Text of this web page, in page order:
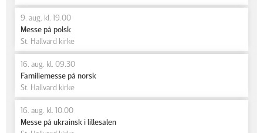
9. aug. kl. 19.00
Messe på polsk
St. Hallvard kirke
16. aug. kl. 09.30
Familiemesse på norsk
St. Hallvard kirke
16. aug. kl. 10.00
Messe på ukrainsk i lillesalen